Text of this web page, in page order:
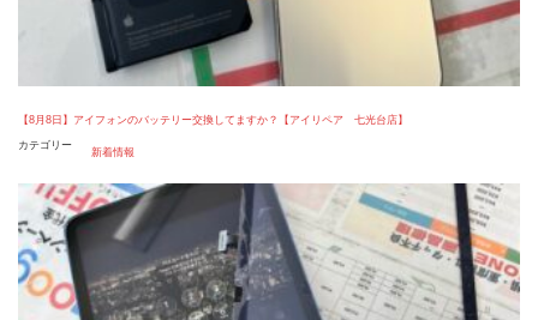
【8月8日】アイフォンのバッテリー交換してますか？【アイリペア 七光台店】
カテゴリー
新着情報